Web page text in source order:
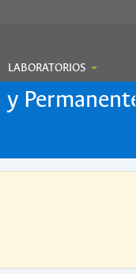
LABORATORIOS
Permanente